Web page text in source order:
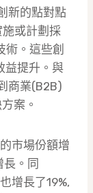
新的點對點
或計劃採
術。這些創
益提升。與
商業(B2B)
案。
市場份額增
。同
增長了19%,